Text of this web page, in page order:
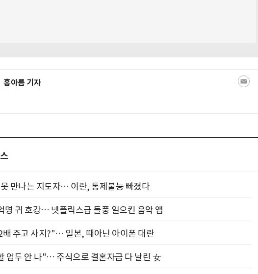
홍아름 기자
만나는 지도자… 이란, 통제불능 빠졌다
명 귀 호강… 넷플릭스급 돌풍 일으킨 음악 앱
배 주고 사지?"… 일본, 때아닌 아이폰 대란
엄두 안 나"… 주식으로 결혼자금 다 날린 女